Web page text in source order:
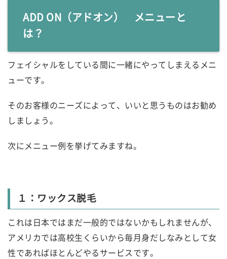
ADD ON（アドオン） メニューと
は？
フェイシャルをしている間に一緒にやってしまえるメニ
ューです。
そのお客様のニーズによって、いいと思うものはお勧め
しましょう。
次にメニュー例を挙げてみますね。
１：ワックス脱毛
これは日本ではまだ一般的ではないかもしれませんが、
アメリカでは高校生くらいから毎月身だしなみとして女
性であればほとんどやるサービスです。